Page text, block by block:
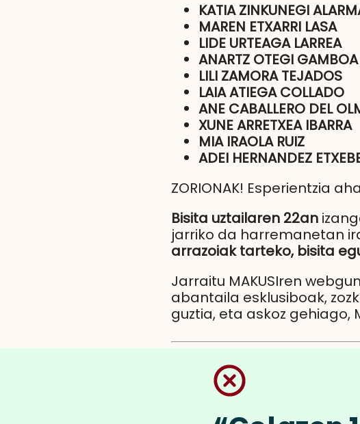
KATIA ZINKUNEGI
MAREN ETXARRI LASA
LIDE URTEAGA LARREA
ANARTZ OTEGI GAMBOA
LILI ZAMORA TEJADOS
LAIA ATIEGA COLLADO
ANE CABALLERO DEL
XUNE ARRETXEA IBARRA
MIA IRAOLA RUIZ
ADEI HERNANDEZ
ZORIONAK! Esperientzia
Bisita uztailaren 22an
jarriko da harremanetan
arrazoiak tarteko, bisita
Jarraitu MAKUSIren
abantaila esklusiboak,
guztia, eta askoz gehiago,